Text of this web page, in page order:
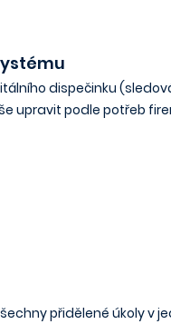
dispečinku
upravit podle potřeb
přidělené úkoly v